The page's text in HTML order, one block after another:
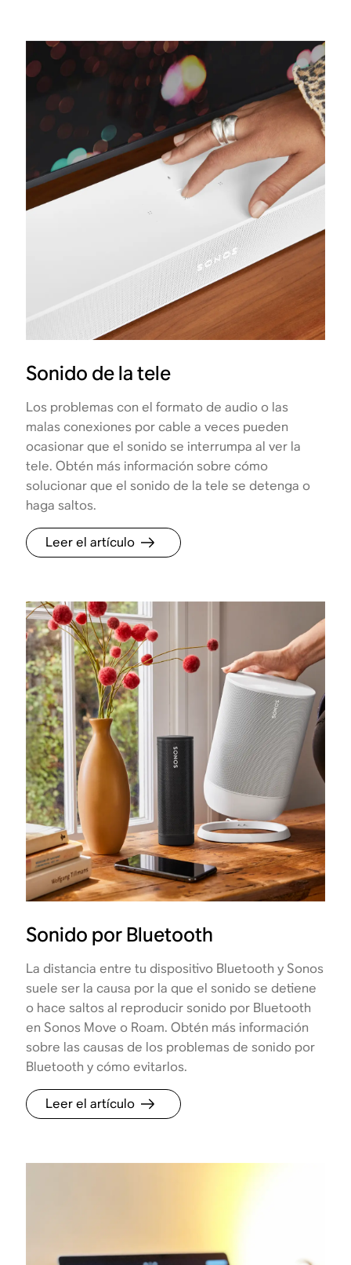
Sonido de la tele
Los problemas con el formato de audio o las
malas conexiones por cable a veces pueden
ocasionar que el sonido se interrumpa al ver la
tele. Obtén más información sobre cómo
solucionar que el sonido de la tele se detenga o
haga saltos.
Leer el artículo
Sonido por Bluetooth
La distancia entre tu dispositivo Bluetooth y Sonos
suele ser la causa por la que el sonido se detiene
o hace saltos al reproducir sonido por Bluetooth
en Sonos Move o Roam. Obtén más información
sobre las causas de los problemas de sonido por
Bluetooth y cómo evitarlos.
Leer el artículo